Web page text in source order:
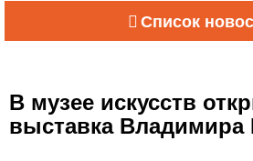
Список
В музее искусств
выставка Владимира